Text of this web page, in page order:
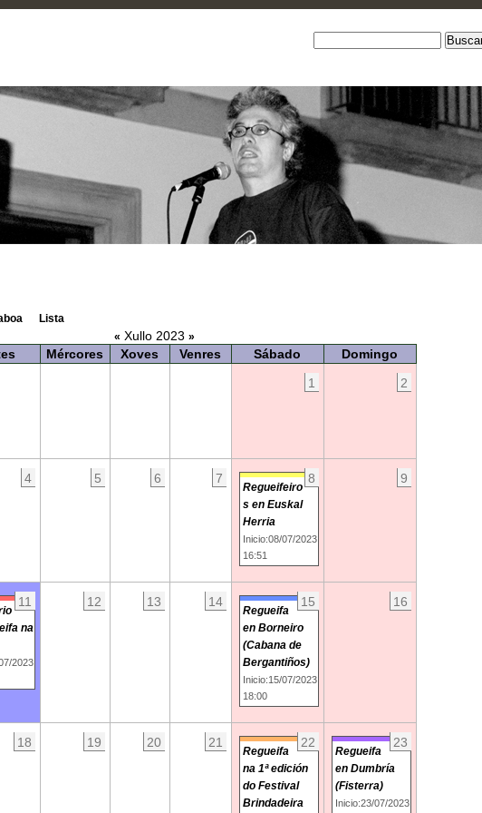
Lista
« Xullo 2023 »
Mércores Xoves Venres Sábado
Domingo
1
2
4 5 6 7 8
Regueifeiro
s en Euskal
Herria
Inicio:08/07/2023
16:51
9
11
na
2023
12 13 14 15
Regueifa
en Borneiro
(Cabana de
Bergantiños)
Inicio:15/07/2023
18:00
16
18 19 20 21 22
Regueifa
na 1ª edición
do Festival
Brindadeira
23
Regueifa
en Dumbría
(Fisterra)
Inicio:23/07/2023